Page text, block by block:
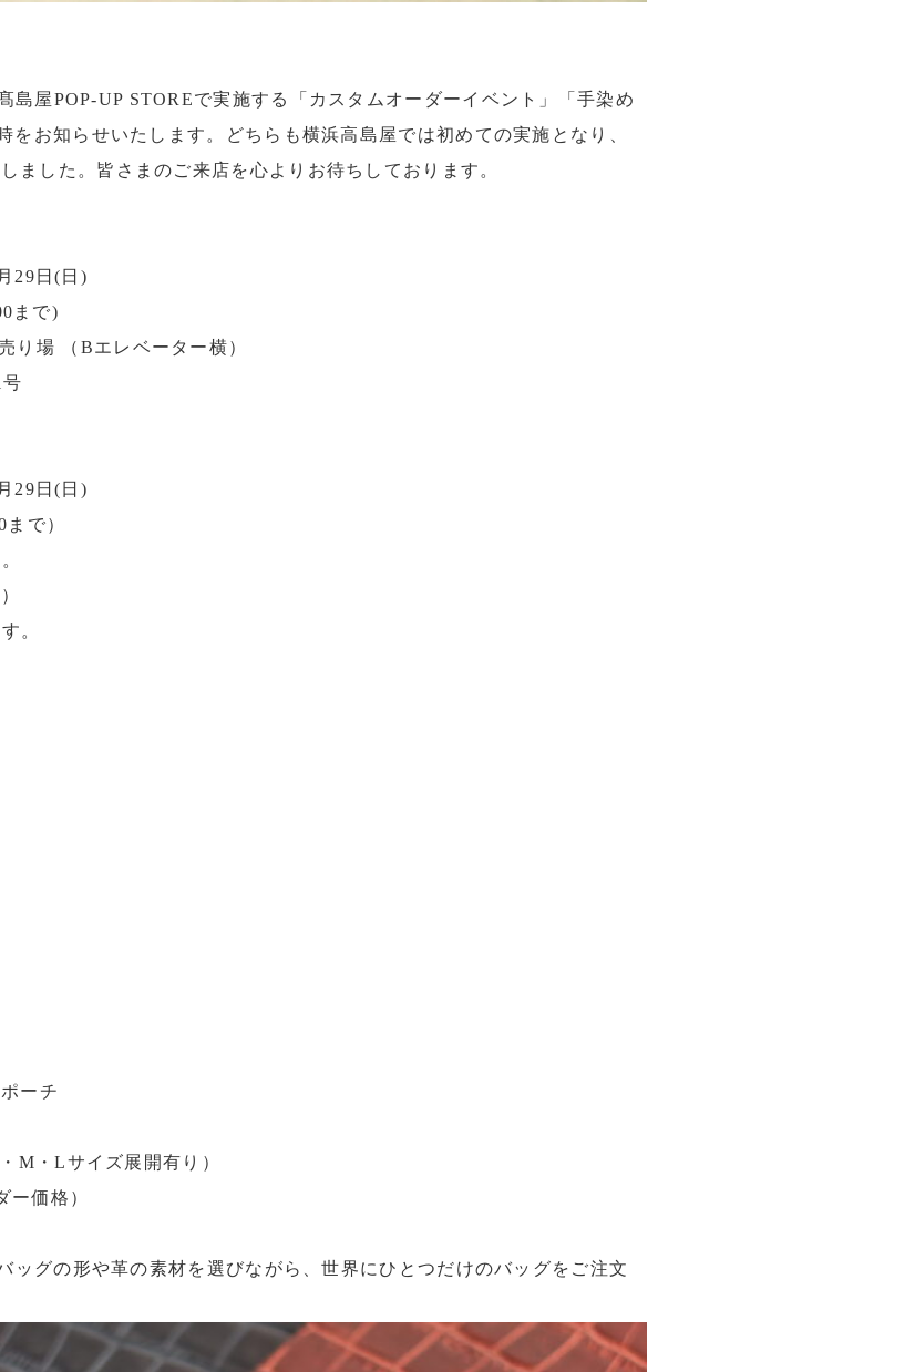
島屋POP-UP STOREで実施する「カスタムオーダーイベント」「手染め
お知らせいたします。どちらも横浜高島屋では初めての実施となり、
ました。皆さまのご来店を心よりお待ちしております。
29日(日)
まで)
り場 （Bエレベーター横）
29日(日)
で）
ーチ
M・Lサイズ展開有り）
ー価格）
ッグの形や革の素材を選びながら、世界にひとつだけのバッグをご注文